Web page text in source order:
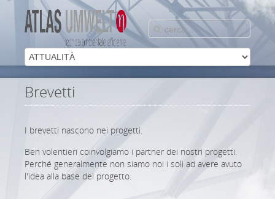
Brevetti
I brevetti nascono nei progetti.
Ben volentieri coinvolgiamo i partner dei nostri progetti.
Perché generalmente non siamo noi i soli ad avere avuto
l'idea alla base del progetto.